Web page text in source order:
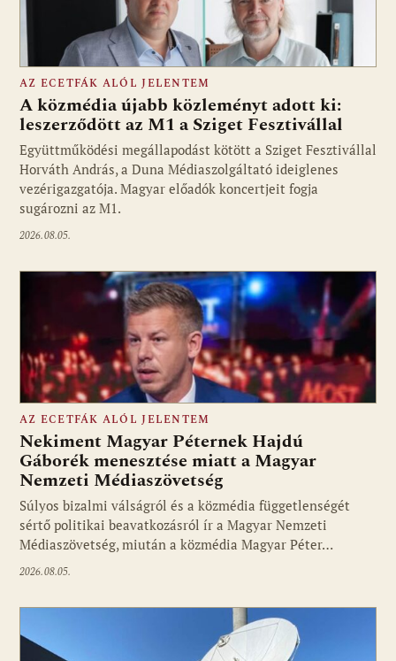
Fotó: media1.hu
AZ ECETFÁK ALÓL JELENTEM
A közmédia újabb közleményt adott ki:
leszerződött az M1 a Sziget Fesztivállal
Együttműködési megállapodást kötött a Sziget Fesztivállal
Horváth András, a Duna Médiaszolgáltató ideiglenes
vezérigazgatója. Magyar előadók koncertjeit fogja
sugározni az M1.
2026.08.05.
Fotó: media1.hu
AZ ECETFÁK ALÓL JELENTEM
Nekiment Magyar Péternek Hajdú
Gáborék menesztése miatt a Magyar
Nemzeti Médiaszövetség
Súlyos bizalmi válságról és a közmédia függetlenségét
sértő politikai beavatkozásról ír a Magyar Nemzeti
Médiaszövetség, miután a közmédia Magyar Péter…
2026.08.05.